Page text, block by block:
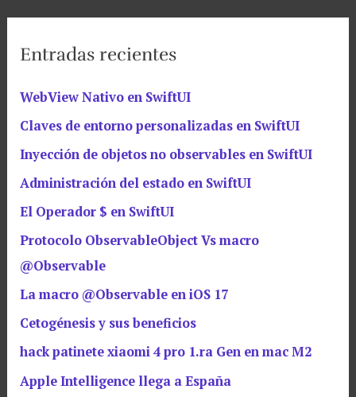
Entradas recientes
WebView Nativo en SwiftUI
Claves de entorno personalizadas en SwiftUI
Inyección de objetos no observables en SwiftUI
Administración del estado en SwiftUI
El Operador $ en SwiftUI
Protocolo ObservableObject Vs macro
@Observable
La macro @Observable en iOS 17
Cetogénesis y sus beneficios
hack patinete xiaomi 4 pro 1.ra Gen en mac M2
Apple Intelligence llega a España